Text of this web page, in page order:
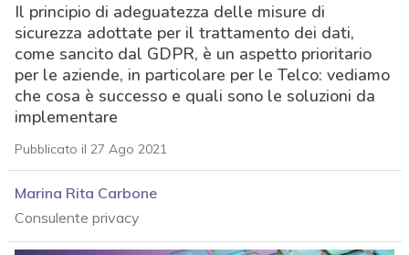
Il principio di adeguatezza delle misure di
sicurezza adottate per il trattamento dei dati,
come sancito dal GDPR, è un aspetto prioritario
per le aziende, in particolare per le Telco: vediamo
che cosa è successo e quali sono le soluzioni da
implementare
Pubblicato il 27 Ago 2021
Marina Rita Carbone
Consulente privacy